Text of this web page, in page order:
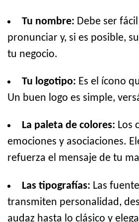
Tu nombre: Debe ser
pronunciar y, si es posible,
tu negocio.
Tu logotipo: Es el ícono
Un buen logo es simple,
La paleta de colores: Los
emociones y asociaciones.
refuerza el mensaje de tu
Las tipografías: Las
transmiten personalidad,
audaz hasta lo clásico y